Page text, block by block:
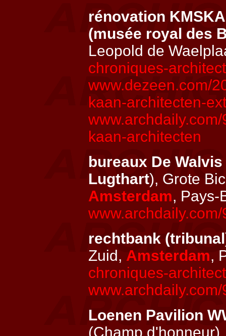
rénovation
(musée royal des
Leopold de
chroniques-
www.dezeen.com/
kaan-architecten-
kaan-architecten
bureaux De Walvis
Lugthart), Grote
Amsterdam,
rechtbank
Zuid, Amsterdam,
chroniques-
Loenen Pavilion
(Champ